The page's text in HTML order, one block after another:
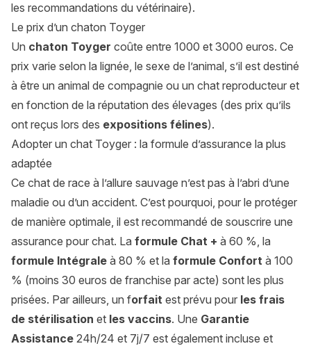
les recommandations du vétérinaire).
Le prix d’un chaton Toyger
Un chaton Toyger coûte entre 1000 et 3000 euros. Ce
prix varie selon la lignée, le sexe de l’animal, s’il est destiné
à être un animal de compagnie ou un chat reproducteur et
en fonction de la réputation des élevages (des prix qu’ils
ont reçus lors des expositions félines).
Adopter un chat Toyger : la formule d’assurance la plus
adaptée
Ce chat de race à l’allure sauvage n’est pas à l’abri d’une
maladie ou d’un accident. C’est pourquoi, pour le protéger
de manière optimale, il est recommandé de souscrire une
assurance pour chat. La formule Chat + à 60 %, la
formule Intégrale à 80 % et la formule Confort à 100
% (moins 30 euros de franchise par acte) sont les plus
prisées. Par ailleurs, un forfait est prévu pour les frais
de stérilisation et les vaccins. Une Garantie
Assistance 24h/24 et 7j/7 est également incluse et